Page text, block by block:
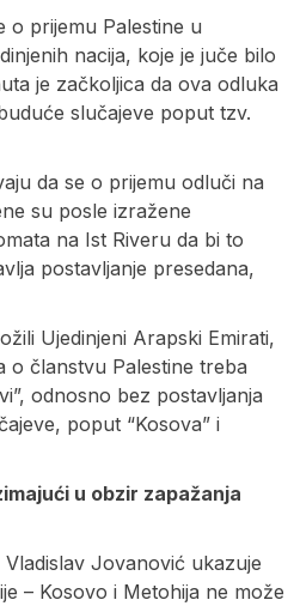
o prijemu Palestine u
nacija, koje je juče bilo
je začkoljica da ova odluka
slučajeve poput tzv.
da se o prijemu odluči na
su posle izražene
na Ist Riveru da bi to
postavljanje presedana,
Ujedinjeni Arapski Emirati,
o članstvu Palestine treba
odnosno bez postavljanja
poput “Kosova” i
u obzir zapažanja
Jovanović ukazuje
– Kosovo i Metohija ne može